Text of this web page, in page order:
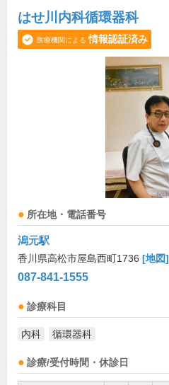
はせ川内科循環器科
医療機関による 情報認証済み
所在地・電話番号
潟元駅
香川県高松市屋島西町1736 [地図]
087-841-1555
診療科目
内科 循環器科
診療/受付時間・休診日